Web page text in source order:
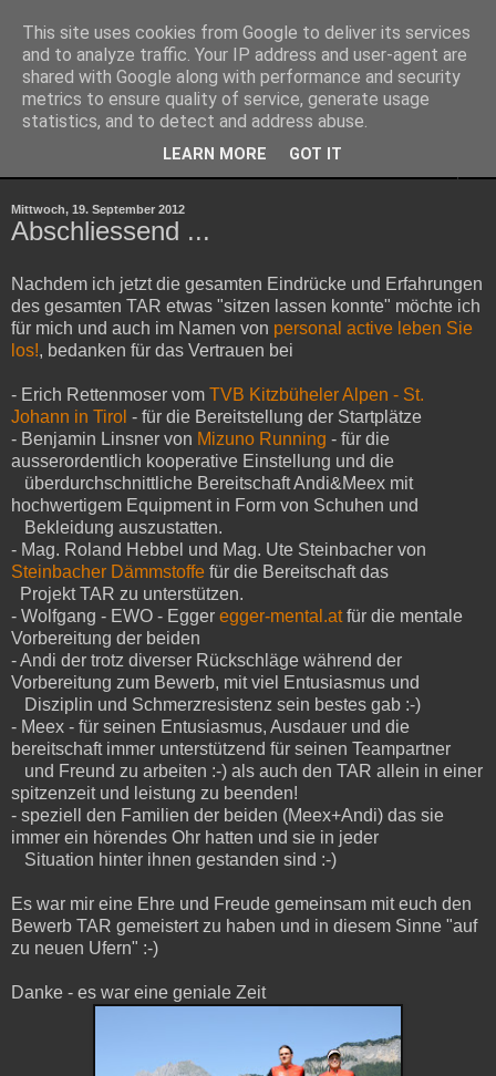
TRANSALPINE-RUN 2012
Ein Blog über unsere Vorbereitung für das Event 2012!
Mittwoch, 19. September 2012
Abschliessend ...
Nachdem ich jetzt die gesamten Eindrücke und Erfahrungen
des gesamten TAR etwas "sitzen lassen konnte" möchte ich
für mich und auch im Namen von personal active leben Sie
los!, bedanken für das Vertrauen bei
- Erich Rettenmoser vom TVB Kitzbüheler Alpen - St.
Johann in Tirol - für die Bereitstellung der Startplätze
- Benjamin Linsner von Mizuno Running - für die
ausserordentlich kooperative Einstellung und die
überdurchschnittliche Bereitschaft Andi&Meex mit
hochwertigem Equipment in Form von Schuhen und
Bekleidung auszustatten.
- Mag. Roland Hebbel und Mag. Ute Steinbacher von
Steinbacher Dämmstoffe für die Bereitschaft das
Projekt TAR zu unterstützen.
- Wolfgang - EWO - Egger egger-mental.atfür die mentale
Vorbereitung der beiden
- Andi der trotz diverser Rückschläge während der
Vorbereitung zum Bewerb, mit viel Entusiasmus und
Disziplin und Schmerzresistenz sein bestes gab :-)
- Meex - für seinen Entusiasmus, Ausdauer und die
bereitschaft immer unterstützend für seinen Teampartner
und Freund zu arbeiten :-) als auch den TAR allein in einer
spitzenzeit und leistung zu beenden!
- speziell den Familien der beiden (Meex+Andi) das sie
immer ein hörendes Ohr hatten und sie in jeder
Situation hinter ihnen gestanden sind :-)
Es war mir eine Ehre und Freude gemeinsam mit euch den
Bewerb TAR gemeistert zu haben und in diesem Sinne "auf
zu neuen Ufern" :-)
Danke - es war eine geniale Zeit
This site uses cookies from Google to deliver its services
and to analyze traffic. Your IP address and user-agent are
shared with Google along with performance and security
metrics to ensure quality of service, generate usage
statistics, and to detect and address abuse.
LEARN MORE GOT IT